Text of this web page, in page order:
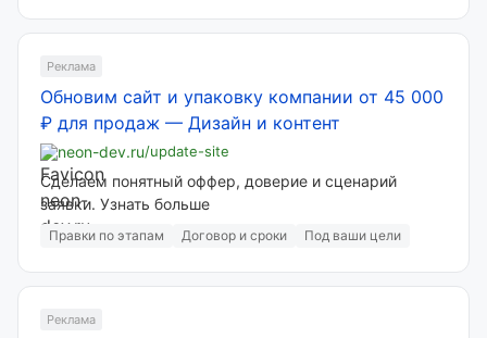
Реклама
Обновим сайт и упаковку компании от 45 000
₽ для продаж — Дизайн и контент
neon-dev.ru/update-site
Сделаем понятный оффер, доверие и сценарий
заявки. Узнать больше
Правки по этапам Договор и сроки Под ваши цели
Реклама